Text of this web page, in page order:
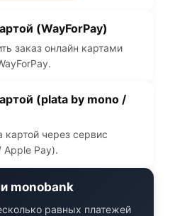
(WayForPay)
заказ онлайн картами
(plata by mono /
картой через сервис
Apple Pay).
monobank
равных платежей